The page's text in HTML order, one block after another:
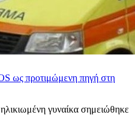
ως προτιμώμενη πηγή στη
γυναίκα σημειώθηκε